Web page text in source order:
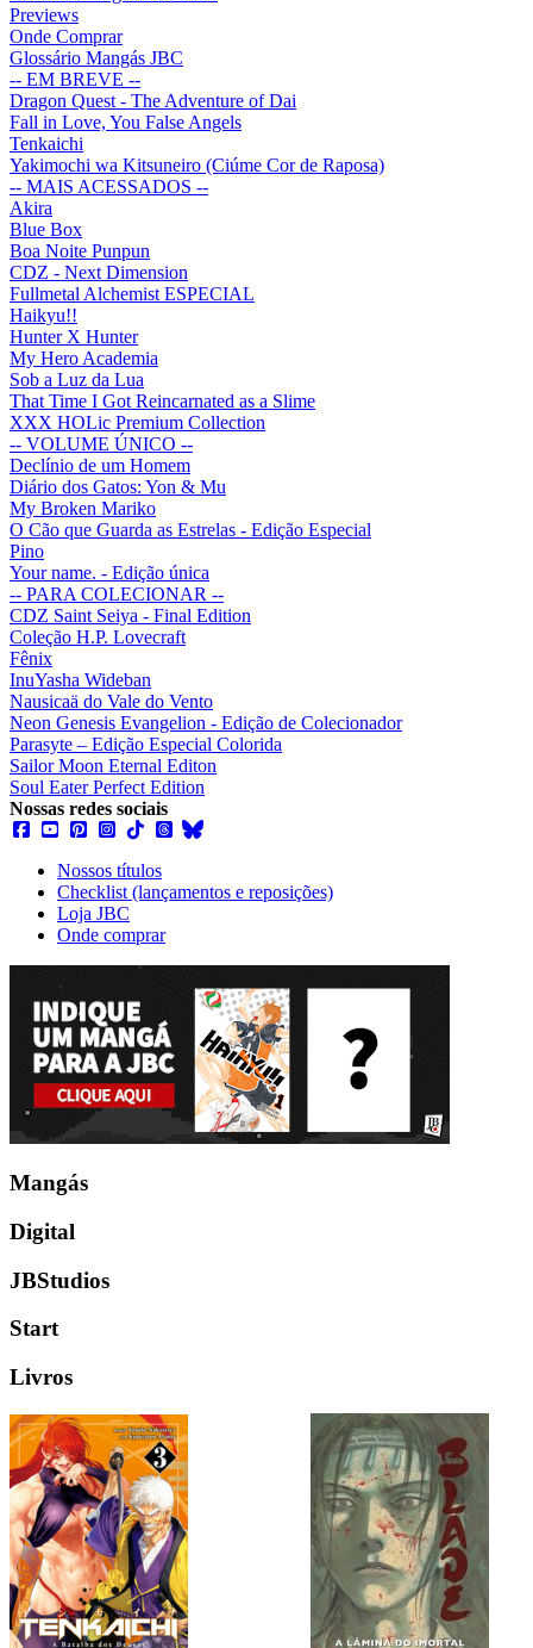
Previews
Onde Comprar
Glossário Mangás JBC
-- EM BREVE --
Dragon Quest - The Adventure of Dai
Fall in Love, You False Angels
Tenkaichi
Yakimochi wa Kitsuneiro (Ciúme Cor de Raposa)
-- MAIS ACESSADOS --
Akira
Blue Box
Boa Noite Punpun
CDZ - Next Dimension
Fullmetal Alchemist ESPECIAL
Haikyu!!
Hunter X Hunter
My Hero Academia
Sob a Luz da Lua
That Time I Got Reincarnated as a Slime
XXX HOLic Premium Collection
-- VOLUME ÚNICO --
Declínio de um Homem
Diário dos Gatos: Yon & Mu
My Broken Mariko
O Cão que Guarda as Estrelas - Edição Especial
Pino
Your name. - Edição única
-- PARA COLECIONAR --
CDZ Saint Seiya - Final Edition
Coleção H.P. Lovecraft
Fênix
InuYasha Wideban
Nausicaä do Vale do Vento
Neon Genesis Evangelion - Edição de Colecionador
Parasyte – Edição Especial Colorida
Sailor Moon Eternal Editon
Soul Eater Perfect Edition
Nossas redes sociais
Nossos títulos
Checklist (lançamentos e reposições)
Loja JBC
Onde comprar
Mangás
Digital
JBStudios
Start
Livros